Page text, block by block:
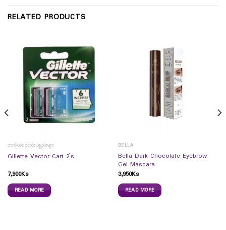
RELATED PRODUCTS
တကိုယ်ရည်သုံးပစ္စည်းများ
Gillette Vector Cart 2`s
7,900Ks
READ MORE
BELLA
Bella Dark Chocolate Eyebrow
Gel Mascara
3,950Ks
READ MORE